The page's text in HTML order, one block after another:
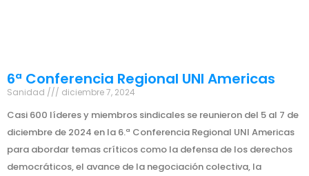
6ª Conferencia Regional UNI Americas
Sanidad diciembre 7, 2024
Casi 600 líderes y miembros sindicales se reunieron del 5 al 7 de
diciembre de 2024 en la 6.ª Conferencia Regional UNI Americas
para abordar temas críticos como la defensa de los derechos
democráticos, el avance de la negociación colectiva, la